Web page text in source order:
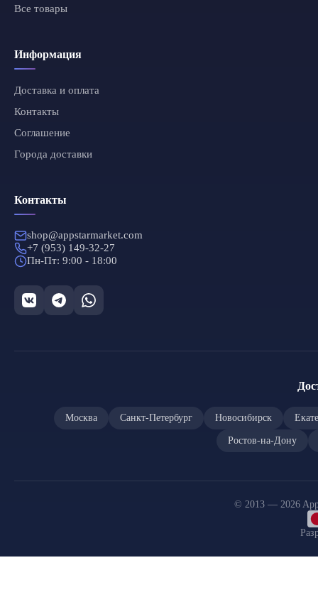
Все товары
Информация
Доставка и оплата
Контакты
Соглашение
Города доставки
Контакты
shop@appstarmarket.com
+7 (953) 149-32-27
Пн-Пт: 9:00 - 18:00
Москва Санкт-Петербург Новосибирск
Ростов-на-Дону
© 2013 — 2026